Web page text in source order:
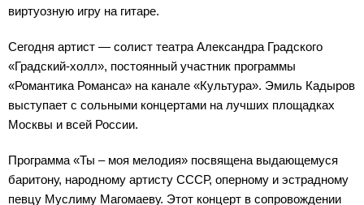
виртуозную игру на гитаре.
Сегодня артист — солист театра Александра Градского
«Градский-холл», постоянный участник программы
«Романтика Романса» на канале «Культура». Эмиль Кадыров
выступает с сольными концертами на лучших площадках
Москвы и всей России.
Программа «Ты – моя мелодия» посвящена выдающемуся
баритону, народному артисту СССР, оперному и эстрадному
певцу Муслиму Магомаеву. Этот концерт в сопровождении